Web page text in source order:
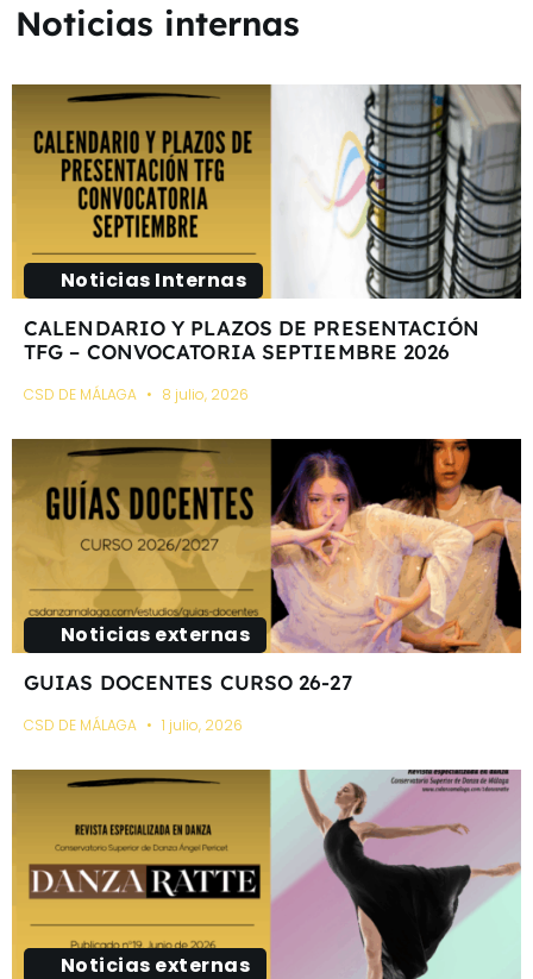
Noticias internas
Noticias Internas
CALENDARIO Y PLAZOS DE PRESENTACIÓN
TFG – CONVOCATORIA SEPTIEMBRE 2026
CSD DE MÁLAGA 8 julio, 2026
Noticias externas
GUIAS DOCENTES CURSO 26-27
CSD DE MÁLAGA 1 julio, 2026
Noticias externas